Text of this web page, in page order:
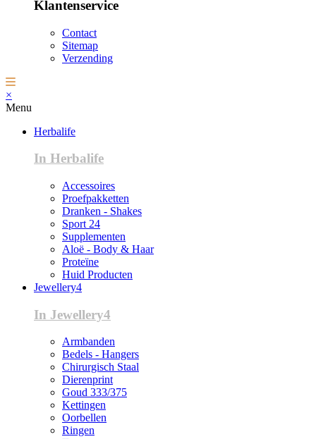
Klantenservice
Contact
Sitemap
Verzending
×
Menu
Herbalife
In Herbalife
Accessoires
Proefpakketten
Dranken - Shakes
Sport 24
Supplementen
Aloë - Body & Haar
Proteïne
Huid Producten
Jewellery4
In Jewellery4
Armbanden
Bedels - Hangers
Chirurgisch Staal
Dierenprint
Goud 333/375
Kettingen
Oorbellen
Ringen